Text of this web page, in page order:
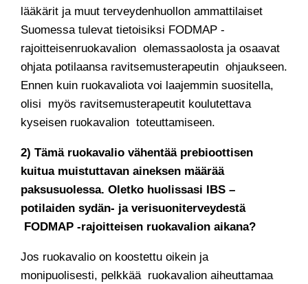
lääkärit ja muut terveydenhuollon ammattilaiset
Suomessa tulevat tietoisiksi FODMAP -
rajoitteisenruokavalion olemassaolosta ja osaavat
ohjata potilaansa ravitsemusterapeutin ohjaukseen.
Ennen kuin ruokavaliota voi laajemmin suositella,
olisi myös ravitsemusterapeutit koulutettava
kyseisen ruokavalion toteuttamiseen.
2) Tämä ruokavalio vähentää prebioottisen
kuitua muistuttavan aineksen määrää
paksusuolessa. Oletko huolissasi IBS –
potilaiden sydän- ja verisuoniterveydestä
FODMAP -rajoitteisen ruokavalion aikana?
Jos ruokavalio on koostettu oikein ja
monipuolisesti, pelkkää ruokavalion aiheuttamaa